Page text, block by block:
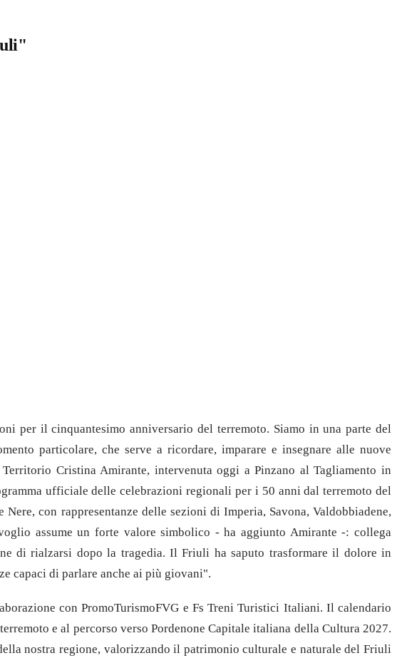
per il cinquantesimo anniversario del terremoto. Siamo in una parte del
particolare, che serve a ricordare, imparare e insegnare alle nuove
Cristina Amirante, intervenuta oggi a Pinzano al Tagliamento in
ufficiale delle celebrazioni regionali per i 50 anni dal terremoto del
con rappresentanze delle sezioni di Imperia, Savona, Valdobbiadene,
assume un forte valore simbolico - ha aggiunto Amirante -: collega
di rialzarsi dopo la tragedia. Il Friuli ha saputo trasformare il dolore in
capaci di parlare anche ai più giovani".
con PromoTurismoFVG e Fs Treni Turistici Italiani. Il calendario
e al percorso verso Pordenone Capitale italiana della Cultura 2027.
nostra regione, valorizzando il patrimonio culturale e naturale del Friuli